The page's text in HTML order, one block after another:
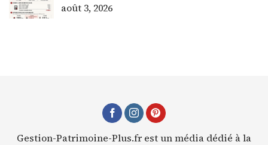
août 3, 2026
Gestion-Patrimoine-Plus.fr est un média dédié à la